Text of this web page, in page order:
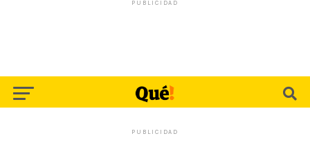
PUBLICIDAD
PUBLICIDAD